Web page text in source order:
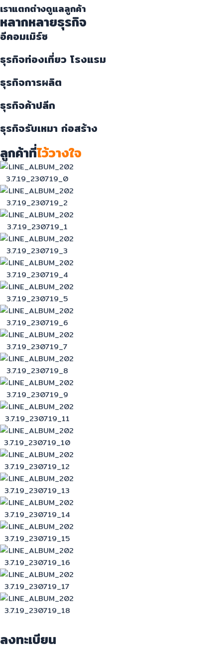
เราแตกต่างดูแลลูกค้า
หลากหลายธุรกิจ
อีคอมเมิร์ซ
ธุรกิจท่องเที่ยว โรงแรม
ธุรกิจการผลิต
ธุรกิจค้าปลีก
ธุรกิจรับเหมา ก่อสร้าง
ลูกค้าที่ไว้วางใจ
ลงทะเบียน